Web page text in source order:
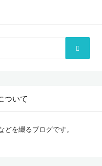
ついて
を綴るブログです。